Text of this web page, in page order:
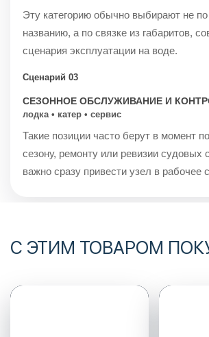
Эту категорию обычно выбирают не
названию, а по связке из габаритов,
сценария эксплуатации на воде.
Сценарий 03
СЕЗОННОЕ ОБСЛУЖИВАНИЕ И
лодка • катер • сервис
Такие позиции часто берут в момент
сезону, ремонту или ревизии судовых
важно сразу привести узел в рабочее
С ЭТИМ ТОВАРОМ